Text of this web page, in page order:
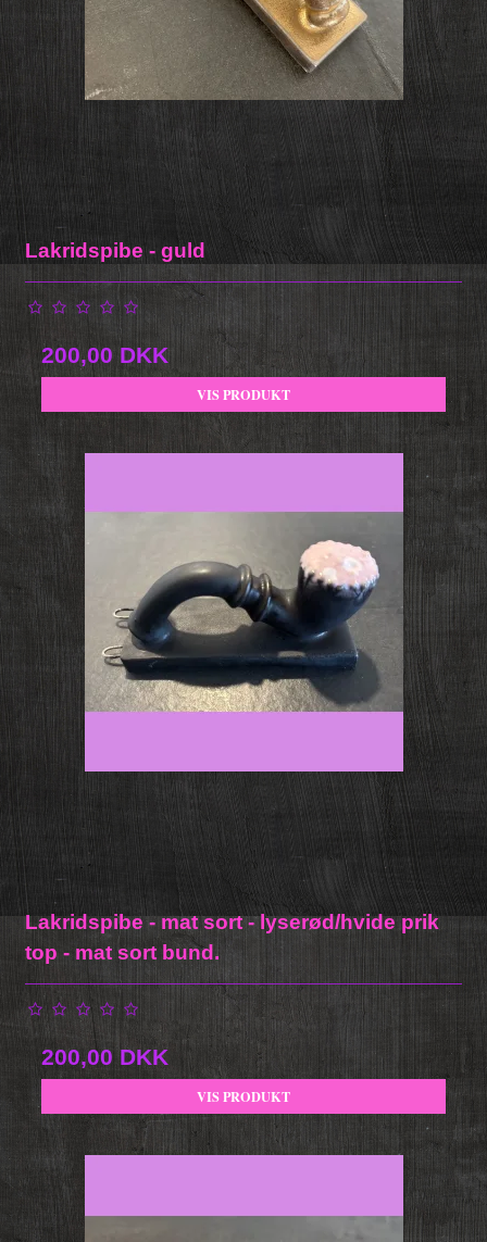
Lakridspibe - guld
200,00 DKK
VIS PRODUKT
Lakridspibe - mat sort - lyserød/hvide prik
top - mat sort bund.
200,00 DKK
VIS PRODUKT